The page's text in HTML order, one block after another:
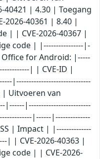
40421 | 4.30 | Toegang
2026-40361 | 8.40 |
| | CVE-2026-40367 |
code | |----------------|-
Office for Android: |-----
| | CVE-ID |
|------------------------------
| Uitvoeren van
|-------------------------
|------|--------------
| Impact | |--------------
| | CVE-2026-40363 |
code | | CVE-2026-